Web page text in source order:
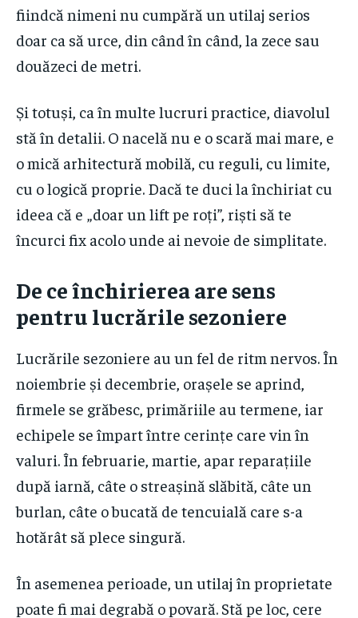
fiindcă nimeni nu cumpără un utilaj serios
doar ca să urce, din când în când, la zece sau
douăzeci de metri.
Și totuși, ca în multe lucruri practice, diavolul
stă în detalii. O nacelă nu e o scară mai mare, e
o mică arhitectură mobilă, cu reguli, cu limite,
cu o logică proprie. Dacă te duci la închiriat cu
ideea că e „doar un lift pe roți”, riști să te
încurci fix acolo unde ai nevoie de simplitate.
De ce închirierea are sens
pentru lucrările sezoniere
Lucrările sezoniere au un fel de ritm nervos. În
noiembrie și decembrie, orașele se aprind,
firmele se grăbesc, primăriile au termene, iar
echipele se împart între cerințe care vin în
valuri. În februarie, martie, apar reparațiile
după iarnă, câte o streașină slăbită, câte un
burlan, câte o bucată de tencuială care s-a
hotărât să plece singură.
În asemenea perioade, un utilaj în proprietate
poate fi mai degrabă o povară. Stă pe loc, cere